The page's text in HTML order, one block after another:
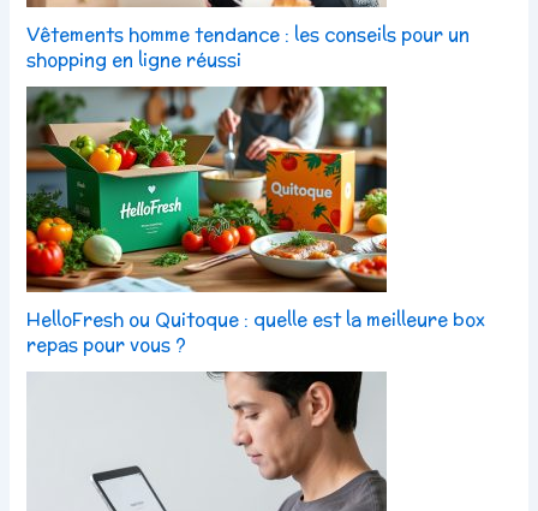
Vêtements homme tendance : les conseils pour un
shopping en ligne réussi
HelloFresh ou Quitoque : quelle est la meilleure box
repas pour vous ?